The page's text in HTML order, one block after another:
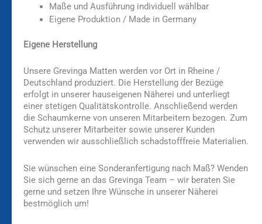
Maße und Ausführung individuell wählbar
Eigene Produktion / Made in Germany
Eigene Herstellung
Unsere Grevinga Matten werden vor Ort in Rheine /
Deutschland produziert. Die Herstellung der Bezüge
erfolgt in unserer hauseigenen Näherei und unterliegt
einer stetigen Qualitätskontrolle. Anschließend werden
die Schaumkerne von unseren Mitarbeitern bezogen. Zum
Schutz unserer Mitarbeiter sowie unserer Kunden
verwenden wir ausschließlich schadstofffreie Materialien.
Sie wünschen eine Sonderanfertigung nach Maß? Wenden
Sie sich gerne an das Grevinga Team – wir beraten Sie
gerne und setzen Ihre Wünsche in unserer Näherei
bestmöglich um!